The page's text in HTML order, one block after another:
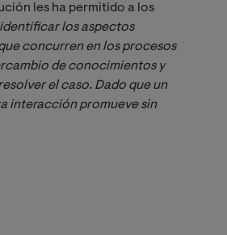
les ha permitido a los
los aspectos
concurren en los procesos
de conocimientos y
el caso. Dado que un
interacción promueve sin